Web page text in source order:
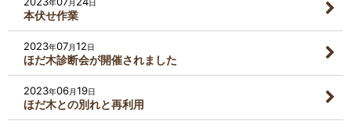
年 月 日
本伏せ作業
2023年07月12日
ほだ木診断会が開催されました
2023年06月19日
ほだ木との別れと再利用